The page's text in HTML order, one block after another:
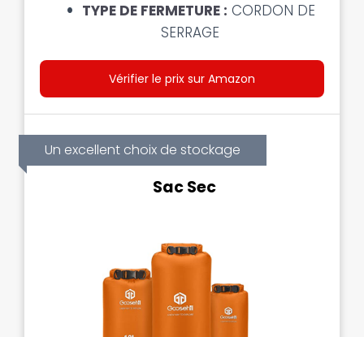
TYPE DE FERMETURE : CORDON DE
SERRAGE
Vérifier le prix sur Amazon
Un excellent choix de stockage
Sac Sec